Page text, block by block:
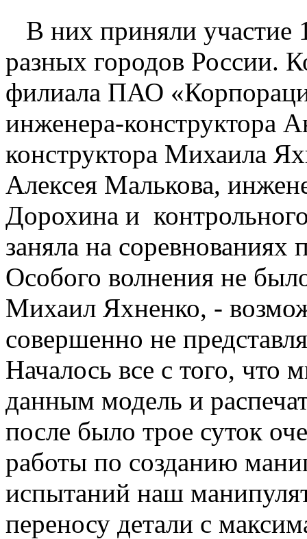
В них приняли участие
разных городов России.
филиала ПАО
инженера-конструктора
конструктора Михаила
Алексея Малькова,
Дорохина и
заняла на соревнованиях
Особого волнения не
Михаил Яхненко, -
совершенно не
Началось все с того, что
данным модель и
после было трое суток
работы по созданию
испытаний наш
переносу детали с